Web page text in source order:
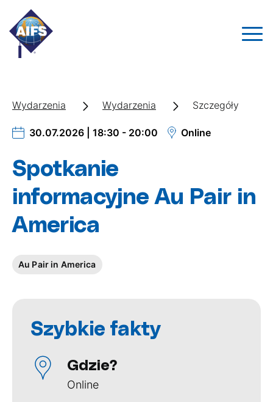
Wydarzenia Wydarzenia Szczegóły
30.07.2026 | 18:30 - 20:00 Online
Spotkanie
informacyjne Au Pair in
America
Au Pair in America
Szybkie fakty
Gdzie?
Online